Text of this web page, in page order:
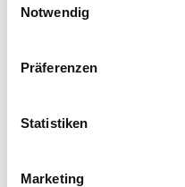
haben oder die sie im
Notwendig
Präferenzen
Statistiken
Marketing